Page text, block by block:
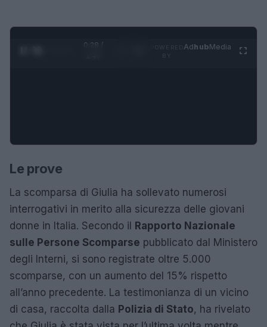
0:28 /
AdhubMedia
Le prove
La scomparsa di Giulia ha sollevato numerosi
interrogativi in merito alla sicurezza delle giovani
donne in Italia. Secondo il Rapporto Nazionale
sulle Persone Scomparse pubblicato dal Ministero
degli Interni, si sono registrate oltre 5.000
scomparse, con un aumento del 15% rispetto
all’anno precedente. La testimonianza di un vicino
di casa, raccolta dalla Polizia di Stato, ha rivelato